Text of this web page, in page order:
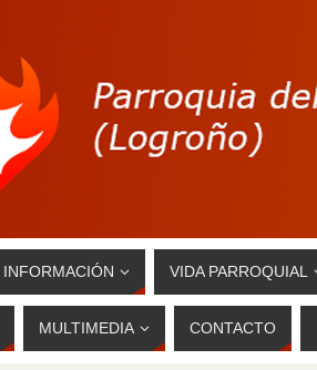
INFORMACIÓN VIDA PARROQUIAL
MULTIMEDIA CONTACTO